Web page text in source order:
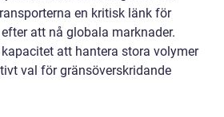
en kritisk länk för
att nå globala marknader.
att hantera stora volymer
val för gränsöverskridande